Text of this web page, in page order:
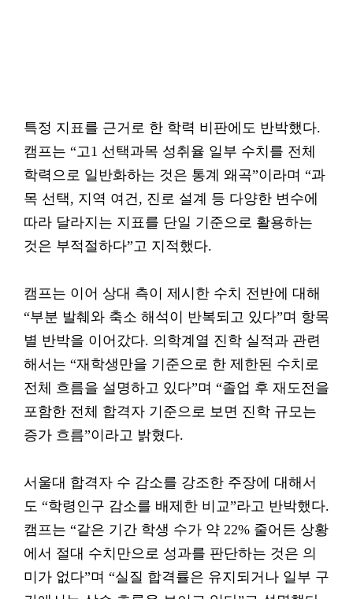
특정 지표를 근거로 한 학력 비판에도 반박했다.
캠프는 “고1 선택과목 성취율 일부 수치를 전체
학력으로 일반화하는 것은 통계 왜곡”이라며 “과
목 선택, 지역 여건, 진로 설계 등 다양한 변수에
따라 달라지는 지표를 단일 기준으로 활용하는
것은 부적절하다”고 지적했다.
캠프는 이어 상대 측이 제시한 수치 전반에 대해
“부분 발췌와 축소 해석이 반복되고 있다”며 항목
별 반박을 이어갔다. 의학계열 진학 실적과 관련
해서는 “재학생만을 기준으로 한 제한된 수치로
전체 흐름을 설명하고 있다”며 “졸업 후 재도전을
포함한 전체 합격자 기준으로 보면 진학 규모는
증가 흐름”이라고 밝혔다.
서울대 합격자 수 감소를 강조한 주장에 대해서
도 “학령인구 감소를 배제한 비교”라고 반박했다.
캠프는 “같은 기간 학생 수가 약 22% 줄어든 상황
에서 절대 수치만으로 성과를 판단하는 것은 의
미가 없다”며 “실질 합격률은 유지되거나 일부 구